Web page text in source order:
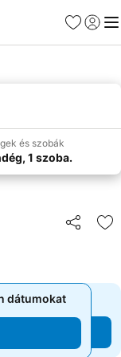
Kedvencek
és szobák
1 szoba.
dátumokat
dátumokat